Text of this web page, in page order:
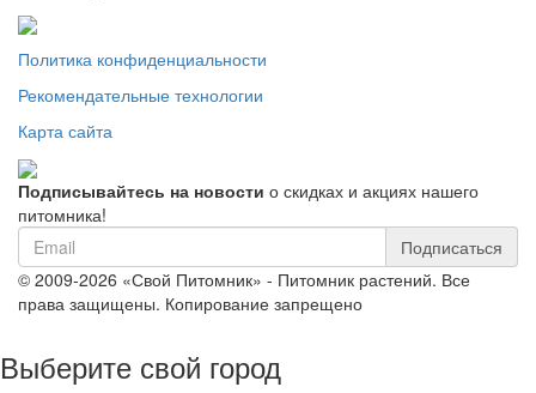
Политика конфиденциальности
Рекомендательные технологии
Карта сайта
Подписывайтесь на новости о скидках и акциях нашего
питомника!
Подписаться
© 2009-2026 «Свой Питомник» - Питомник растений. Все
права защищены. Копирование запрещено
Выберите свой город